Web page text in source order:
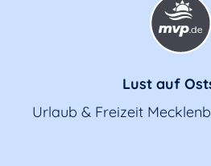
Lust auf
Urlaub & Freizeit